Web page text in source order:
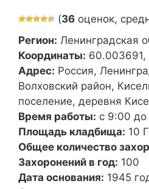
(36 оценок,
Регион: Ленинградская
Координаты: 60.003691,
Адрес: Россия,
Волховский район,
поселение, деревня
Время работы: с 9:00 до
Площадь кладбища: 10
Общее количество
Захоронений в год: 100
Дата основания: 1945